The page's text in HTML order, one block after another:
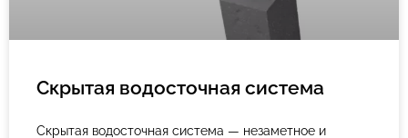
Скрытая водосточная система
Скрытая водосточная система — незаметное и